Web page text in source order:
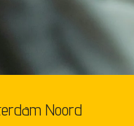
Noord